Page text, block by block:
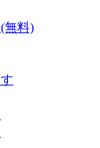
無料)